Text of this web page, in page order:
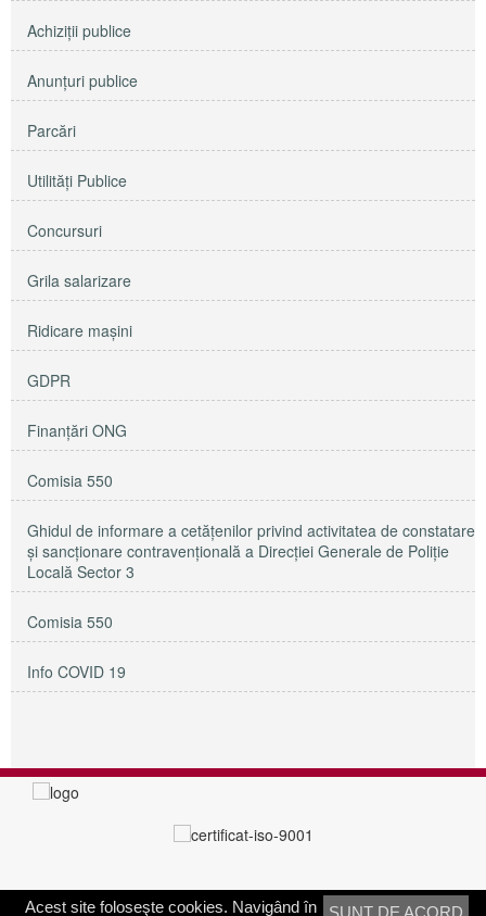
Achiziţii publice
Anunţuri publice
Parcări
Utilităţi Publice
Concursuri
Grila salarizare
Ridicare maşini
GDPR
Finanțări ONG
Comisia 550
Ghidul de informare a cetățenilor privind activitatea de constatare
și sancționare contravențională a Direcției Generale de Poliție
Locală Sector 3
Comisia 550
Info COVID 19
SUNT DE ACORD
Acest site foloseşte cookies. Navigând în